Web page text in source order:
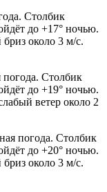
Столбик
до +17° ночью.
около 3 м/с.
погода. Столбик
до +19° ночью.
ветер около 2
погода. Столбик
до +20° ночью.
около 3 м/с.